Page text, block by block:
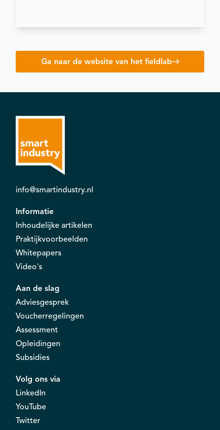
Ga naar de website van het fieldlab
info@smartindustry.nl
Informatie
Inhoudelijke artikelen
Praktijkvoorbeelden
Whitepapers
Video's
Aan de slag
Adviesgesprek
Voucherregelingen
Assessment
Opleidingen
Subsidies
Volg ons via
LinkedIn
YouTube
Twitter